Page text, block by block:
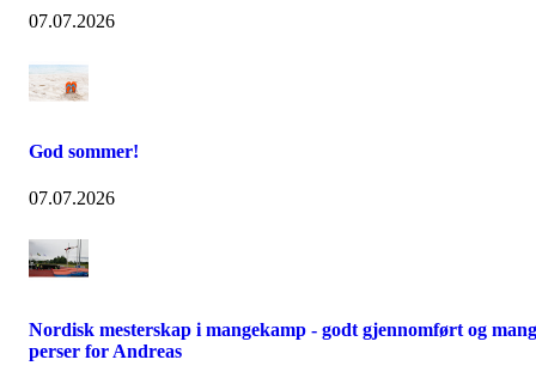
07.07.2026
God sommer!
07.07.2026
Nordisk mesterskap i mangekamp - godt gjennomført og
perser for Andreas